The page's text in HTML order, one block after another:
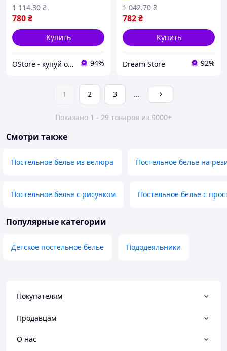
780₴
1 114.30 ₴
Купить
OStore - купуй онлайн! 94%
782₴
1 042.70 ₴
Купить
Dream Store 92%
1 2 3 ...
Показано 1 - 29 товаров из 9000+
Смотри также
Постельное белье из велюра Постельное белье на
Постельное белье с рисунком Постельное белье с
Популярные категории
Детское постельное белье Пододеяльники
Покупателям
Продавцам
О нас